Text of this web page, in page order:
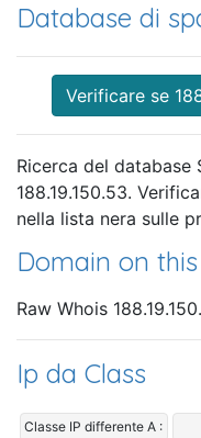
Database di
Verificare se
Ricerca del database
188.19.150.53.
nella lista nera sulle
Domain on
Raw Whois
Ip da Class
Classe IP differente A :